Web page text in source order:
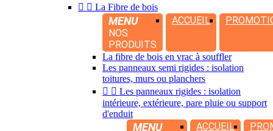
  La Fibre de bois
MENU
NOS
PRODUITS
ACCUEIL
La fibre de bois en vrac à souffler
Les panneaux semi rigides : isolation
toitures, murs ou planchers
  Les panneaux rigides : isolation
intérieure, extérieure, pare pluie ou support
d'enduit
MENU ACCUEIL